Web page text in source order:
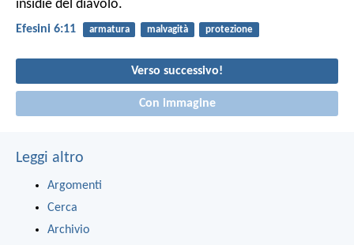
insidie del diavolo.
Efesini 6:11 armatura malvagità protezione
Verso successivo!
Con immagine
Leggi altro
Argomenti
Cerca
Archivio